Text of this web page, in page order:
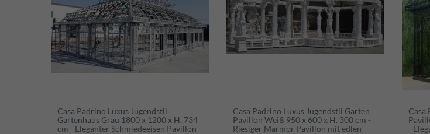
Casa Padrino Luxus Jugendstil
Gartenhaus Grau 1800 x 1200 x H. 734
cm - Eleganter Schmiedeeisen Pavillon -
Casa Padrino Luxus Jugendstil Garten
Pavillon Weiß 950 x 600 x H. 300 cm -
Riesiger Marmor Pavillon mit edlen
Casa
-